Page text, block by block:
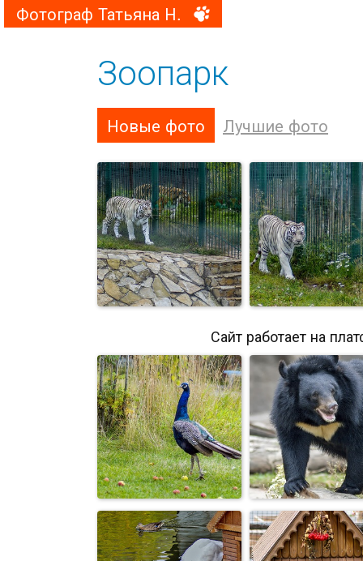
Фотограф Татьяна Н.
Зоопарк
Новые фото Лучшие фото
Тигры
Белый
бенгальский
Сайт работает на